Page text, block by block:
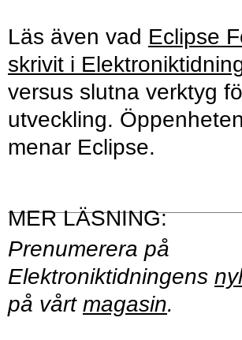
Läs även vad Eclipse
skrivit i
versus slutna verktyg
utveckling.
menar Eclipse.
Prenumerera på
Elektroniktidningens
på vårt magasin.